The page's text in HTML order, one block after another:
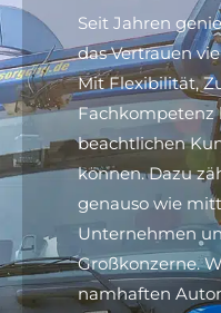
Seit Jahren
das Vertrauen
Mit Flexibilität,
Fachkompetenz
beachtlichen
können. Dazu
genauso wie
Unternehmen
Großkonzerne.
namhaften